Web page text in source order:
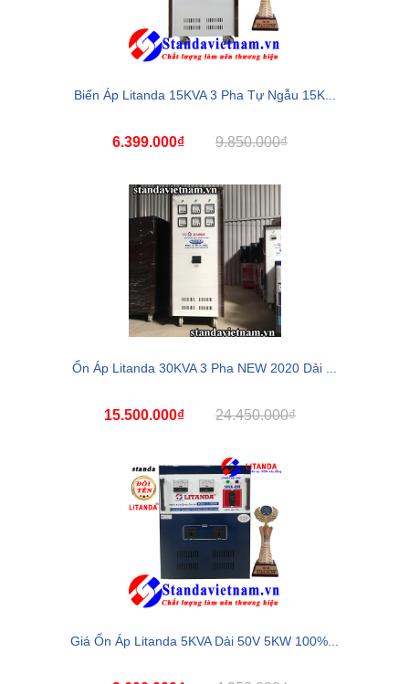
Biến Áp Litanda 15KVA 3 Pha Tự Ngẫu 15K...
6.399.000₫ 9.850.000₫
Ổn Áp Litanda 30KVA 3 Pha NEW 2020 Dải ...
15.500.000₫ 24.450.000₫
Giá Ổn Áp Litanda 5KVA Dải 50V 5KW 100%...